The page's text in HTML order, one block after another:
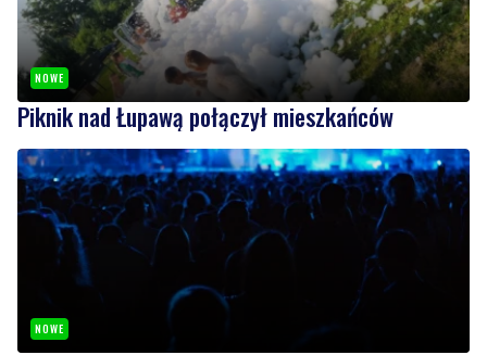
NOWE
Piknik nad Łupawą połączył mieszkańców
NOWE